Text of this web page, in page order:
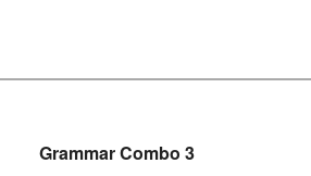
Grammar Combo 3